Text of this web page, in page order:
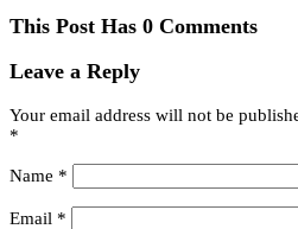
This Post Has 0 Comments
Leave a Reply
Your email address will not be
*
Name *
Email *